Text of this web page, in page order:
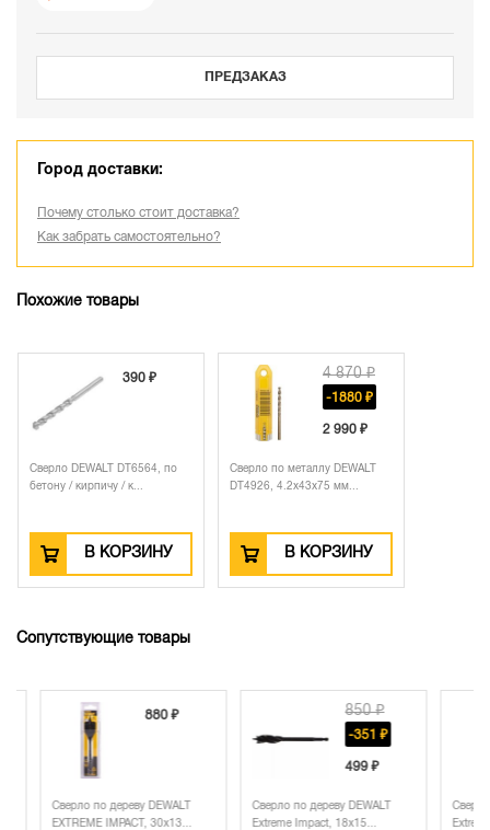
ПРЕДЗАКАЗ
Город доставки:
Почему столько стоит доставка?
Как забрать самостоятельно?
Похожие товары
390 ₽
Сверло DEWALT DT6564, по
бетону / кирпичу / к...
В КОРЗИНУ
4 870 ₽
-1880 ₽
2 990 ₽
Сверло по металлу DEWALT
DT4926, 4.2x43x75 мм...
В КОРЗИНУ
Сопутствующие товары
880 ₽
Сверло по дереву DEWALT
EXTREME IMPACT, 30x13...
850 ₽
-351 ₽
499 ₽
Сверло по дереву DEWALT
Extreme Impact, 18x15...
Сверло по
Extreme